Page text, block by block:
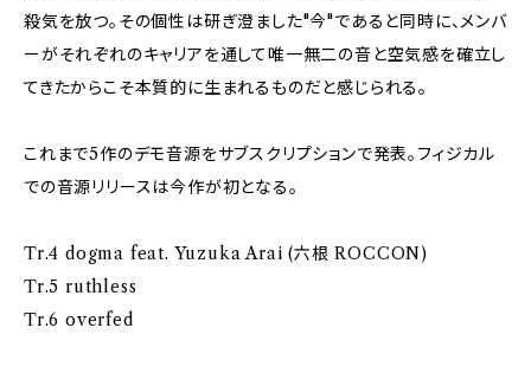
殺気を放つ。その個性は研ぎ澄ました"今"であると同時に、メンバ
ーがそれぞれのキャリアを通して唯一無二の音と空気感を確立し
てきたからこそ本質的に生まれるものだと感じられる。
これまで5作のデモ音源をサブスクリプションで発表。フィジカル
での音源リリースは今作が初となる。
Tr.4 dogma feat. Yuzuka Arai (六根 ROCCON)
Tr.5 ruthless
Tr.6 overfed